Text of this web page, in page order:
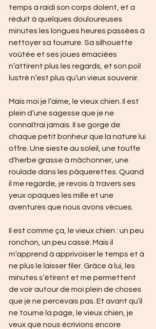
temps a raidi son corps dolent, et a
réduit à quelques douloureuses
minutes les longues heures passées à
nettoyer sa fourrure. Sa silhouette
voûtée et ses joues émaciées
n’attirent plus les regards, et son poil
lustré n’est plus qu’un vieux souvenir.
Mais moi je l’aime, le vieux chien. Il est
plein d’une sagesse que je ne
connaîtrai jamais. Il se gorge de
chaque petit bonheur que la nature lui
offre. Une sieste au soleil, une touffe
d’herbe grasse à mâchonner, une
roulade dans les pâquerettes. Quand
il me regarde, je revois à travers ses
yeux opaques les mille et une
aventures que nous avons vécues.
Il est comme ça, le vieux chien : un peu
ronchon, un peu cassé. Mais il
m’apprend à apprivoiser le temps et à
ne plus le laisser filer. Grâce à lui, les
minutes s’étirent et me permettent
de voir autour de moi plein de choses
que je ne percevais pas. Et avant qu’il
ne tourne la page, le vieux chien, je
veux que nous écrivions encore